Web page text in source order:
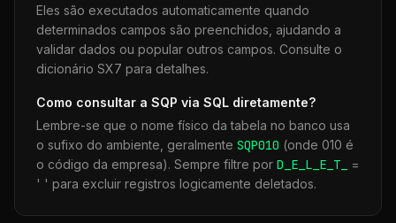
Eles são executados automaticamente quando
determinados campos são preenchidos, ajudando a
validar dados ou popular outros campos. Consulte o
dicionário SX7 para detalhes.
Como consultar a SQP via SQL diretamente?
Lembre-se que o nome físico da tabela no banco usa
o sufixo do ambiente, geralmente SQP010 (onde 010 é
o código da empresa). Sempre filtre por D_E_L_E_T_
=
' ' para excluir registros logicamente deletados.